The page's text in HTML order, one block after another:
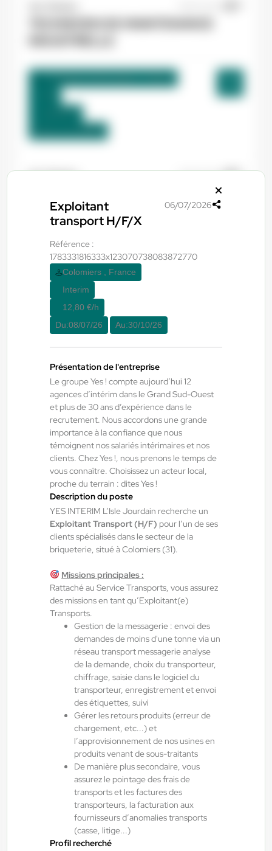
Exploitant
transport H/F/X
06/07/2026
Référence :
1783331816333x123070738083872770
Colomiers , France
Interim
12,80 €/h
Du:08/07/26 Au:30/10/26
Présentation de l'entreprise
Le groupe Yes ! compte aujourd’hui 12
agences d’intérim dans le Grand Sud-Ouest
et plus de 30 ans d’expérience dans le
recrutement. Nous accordons une grande
importance à la confiance que nous
témoignent nos salariés intérimaires et nos
clients. Chez Yes !, nous prenons le temps de
vous connaître. Choisissez un acteur local,
proche du terrain : dites Yes !
Description du poste
YES INTERIM L’Isle Jourdain recherche un
Exploitant Transport (H/F) pour l’un de ses
clients spécialisés dans le secteur de la
briqueterie, situé à Colomiers (31).
Missions principales :
Rattaché au Service Transports, vous assurez
des missions en tant qu’Exploitant(e)
Transports.
Gestion de la messagerie : envoi des
demandes de moins d'une tonne via un
réseau transport messagerie analyse
de la demande, choix du transporteur,
chiffrage, saisie dans le logiciel du
transporteur, enregistrement et envoi
des étiquettes, suivi
Gérer les retours produits (erreur de
chargement, etc...) et
l’approvisionnement de nos usines en
produits venant de sous-traitants
De manière plus secondaire, vous
assurez le pointage des frais de
transports et les factures des
transporteurs, la facturation aux
fournisseurs d’anomalies transports
(casse, litige...)
Profil recherché
La Bastide-de-Bousignac , France
12,98 €/h
Début le:01/09/26
Villeneuve-d'Olmes , France
Interim
12,31 €/h
01/09/26 Au:30/09/26
Yes ! Pamiers
Villeneuve-d'Olmes , France
Interim
12,31 €/h
01/09/26 Au:30/09/26
Yes ! Pamiers 20/07/2026
OPERATEUR DE PRODUCTION
Villeneuve-d'Olmes , France
Interim
01/09/26 Au:30/09/26
Yes ! Pamiers 21/07/2026
TECHNICIEN DE MAINTENANCE
INDUSTRIELLE
Villeneuve-d'Olmes , France
12,98 €/h
01/09/26
Yes ! Bâtiment 07/08/2026
Menuisier H/F/X